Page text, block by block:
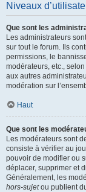
Niveaux
Que sont les
Les administrateurs
sur tout le forum. Ils
permissions, le
modérateurs, etc.,
aux autres
modération sur
Haut
Que sont les
Les modérateurs sont
consiste à vérifier au
pouvoir de modifier ou
déplacer, supprimer et
Généralement, les
hors-sujetou publient